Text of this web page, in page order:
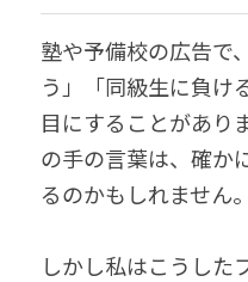
塾や予備校の広告で
う」「同級生に負け
目にすることがあり
の手の言葉は、確か
るのかもしれません。
しかし私はこうした